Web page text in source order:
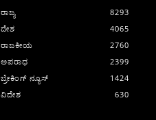
ರಾಜ್ಯ
8293
ದೇಶ
4065
ರಾಜಕೀಯ
2760
ಅಪರಾಧ
2399
ಬ್ರೇಕಿಂಗ್ ನ್ಯೂಸ್
1424
ವಿದೇಶ
630